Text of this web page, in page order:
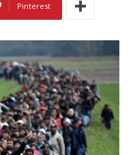
Pinterest